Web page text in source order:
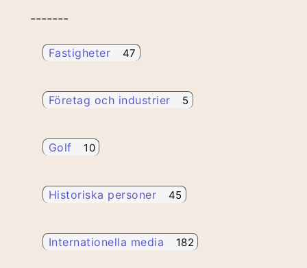
-------
Fastigheter 47
Företag och industrier 5
Golf 10
Historiska personer 45
Internationella media 182